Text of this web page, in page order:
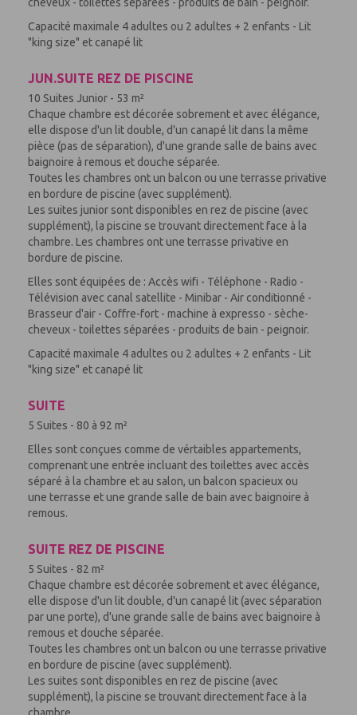
Capacité maximale 4 adultes ou 2 adultes + 2 enfants - Lit
"king size" et canapé lit
JUN.SUITE REZ DE PISCINE
10 Suites Junior - 53 m²
Chaque chambre est décorée sobrement et avec élégance,
elle dispose d'un lit double, d'un canapé lit dans la même
pièce (pas de séparation), d'une grande salle de bains avec
baignoire à remous et douche séparée.
Toutes les chambres ont un balcon ou une terrasse privative
en bordure de piscine (avec supplément).
Les suites junior sont disponibles en rez de piscine (avec
supplément), la piscine se trouvant directement face à la
chambre. Les chambres ont une terrasse privative en
bordure de piscine.
Elles sont équipées de : Accès wifi - Téléphone - Radio -
Télévision avec canal satellite - Minibar - Air conditionné -
Brasseur d'air - Coffre-fort - machine à expresso - sèche-
cheveux - toilettes séparées - produits de bain - peignoir.
Capacité maximale 4 adultes ou 2 adultes + 2 enfants - Lit
"king size" et canapé lit
SUITE
5 Suites - 80 à 92 m²
Elles sont conçues comme de vértaibles appartements,
comprenant une entrée incluant des toilettes avec accès
séparé à la chambre et au salon, un balcon spacieux ou
une terrasse et une grande salle de bain avec baignoire à
remous.
SUITE REZ DE PISCINE
5 Suites - 82 m²
Chaque chambre est décorée sobrement et avec élégance,
elle dispose d'un lit double, d'un canapé lit (avec séparation
par une porte), d'une grande salle de bains avec baignoire à
remous et douche séparée.
Toutes les chambres ont un balcon ou une terrasse privative
en bordure de piscine (avec supplément).
Les suites sont disponibles en rez de piscine (avec
supplément), la piscine se trouvant directement face à la